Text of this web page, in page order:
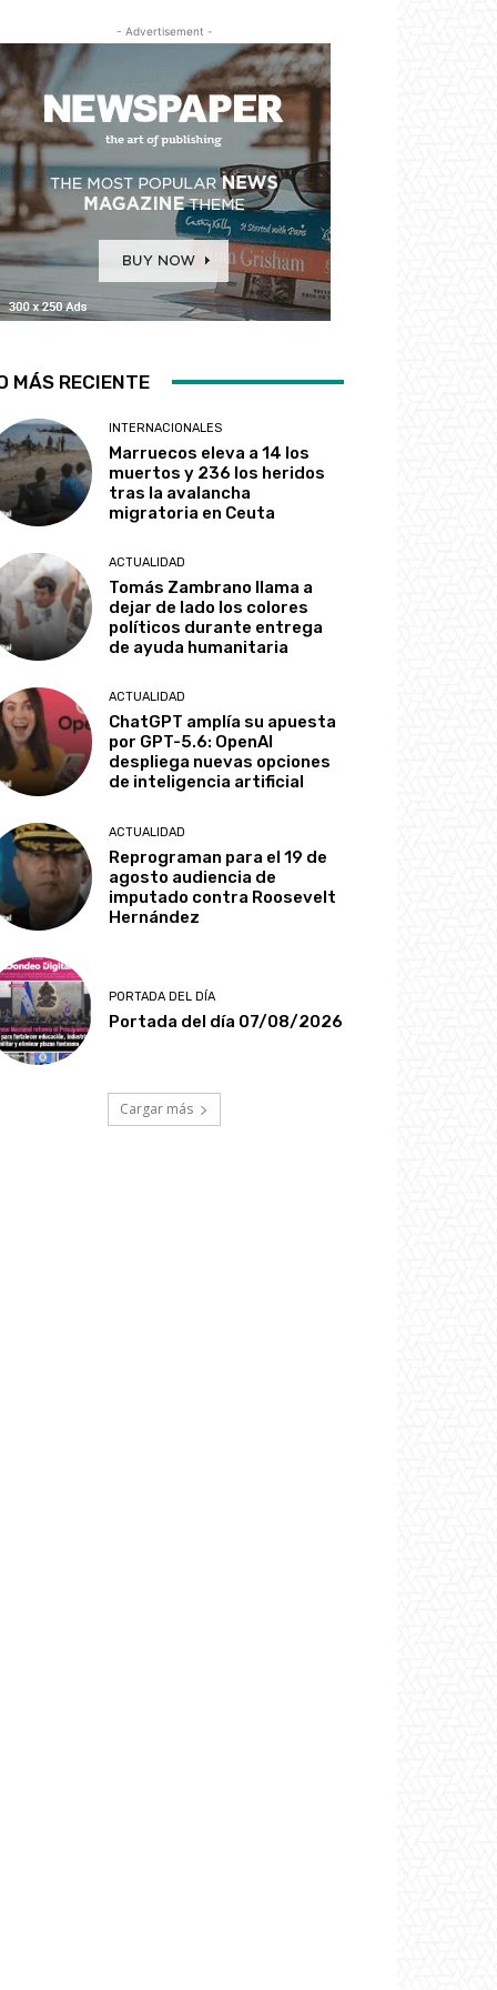
- Advertisement -
MÁS RECIENTE
INTERNACIONALES
Marruecos eleva a 14 los
muertos y 236 los heridos
tras la avalancha
migratoria en Ceuta
ACTUALIDAD
Tomás Zambrano llama a
dejar de lado los colores
políticos durante entrega
de ayuda humanitaria
ACTUALIDAD
ChatGPT amplía su apuesta
por GPT-5.6: OpenAI
despliega nuevas opciones
de inteligencia artificial
ACTUALIDAD
Reprograman para el 19 de
agosto audiencia de
imputado contra Roosevelt
Hernández
PORTADA DEL DÍA
Portada del día 07/08/2026
Cargar más